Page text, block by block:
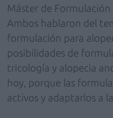
Máster de Formulación
Ambos hablaron del
formulación para
posibilidades de
tricología y alopecia
hoy, porque las
activos y adaptarlos a